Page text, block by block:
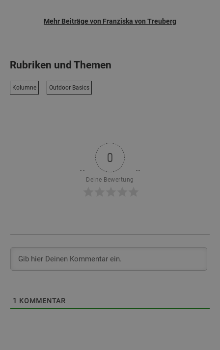
Mehr Beiträge von Franziska von Treuberg
Rubriken und Themen
Kolumne Outdoor Basics
0
Deine Bewertung
1 KOMMENTAR